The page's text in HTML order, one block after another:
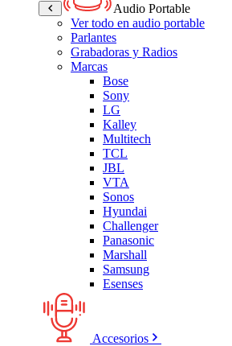
Audio Portable
Ver todo en audio portable
Parlantes
Grabadoras y Radios
Marcas
Bose
Sony
LG
Kalley
Multitech
TCL
JBL
VTA
Sonos
Hyundai
Challenger
Panasonic
Marshall
Samsung
Esenses
Accesorios